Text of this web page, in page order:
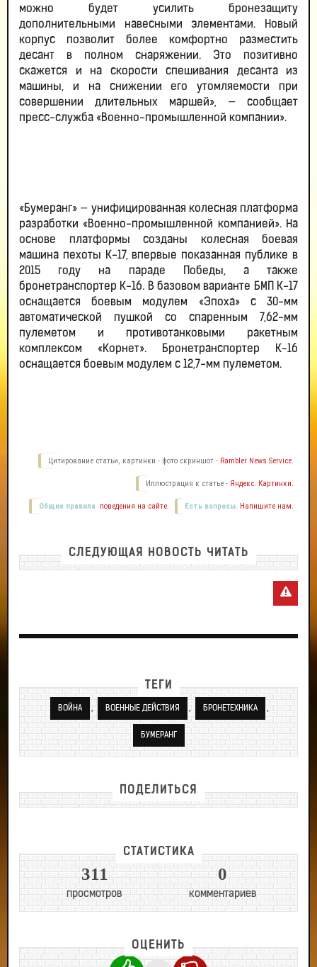
можно будет усилить бронезащиту
дополнительными навесными элементами. Новый
корпус позволит более комфортно разместить
десант в полном снаряжении. Это позитивно
скажется и на скорости спешивания десанта из
машины, и на снижении его утомляемости при
совершении длительных маршей», — сообщает
пресс-служба «Военно-промышленной компании».
«Бумеранг» — унифицированная колесная платформа
разработки «Военно-промышленной компанией». На
основе платформы созданы колесная боевая
машина пехоты К-17, впервые показанная публике в
2015 году на параде Победы, а также
бронетранспортер К-16. В базовом варианте БМП К-17
оснащается боевым модулем «Эпоха» с 30-мм
автоматической пушкой со спаренным 7,62-мм
пулеметом и противотанковыми ракетным
комплексом «Корнет». Бронетранспортер К-16
оснащается боевым модулем с 12,7-мм пулеметом.
Цитирование статьи, картинки - фото скриншот - Rambler News Service.
Иллюстрация к статье - Яндекс. Картинки.
Есть вопросы. Напишите нам.
Общие правила поведения на сайте.
СЛЕДУЮЩАЯ НОВОСТЬ ЧИТАТЬ
ТЕГИ
ВОЙНА , ВОЕННЫЕ ДЕЙСТВИЯ , БРОНЕТЕХНИКА ,
БУМЕРАНГ
ПОДЕЛИТЬСЯ
СТАТИСТИКА
311
просмотров
0
комментариев
ОЦЕНИТЬ